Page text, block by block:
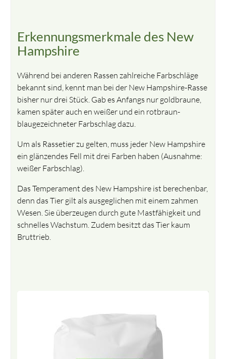
Erkennungsmerkmale des New
Hampshire
Während bei anderen Rassen zahlreiche Farbschläge
bekannt sind, kennt man bei der New Hampshire-Rasse
bisher nur drei Stück. Gab es Anfangs nur goldbraune,
kamen später auch en weißer und ein rotbraun-
blaugezeichneter Farbschlag dazu.
Um als Rassetier zu gelten, muss jeder New Hampshire
ein glänzendes Fell mit drei Farben haben (Ausnahme:
weißer Farbschlag).
Das Temperament des New Hampshire ist berechenbar,
denn das Tier gilt als ausgeglichen mit einem zahmen
Wesen. Sie überzeugen durch gute Mastfähigkeit und
schnelles Wachstum. Zudem besitzt das Tier kaum
Bruttrieb.